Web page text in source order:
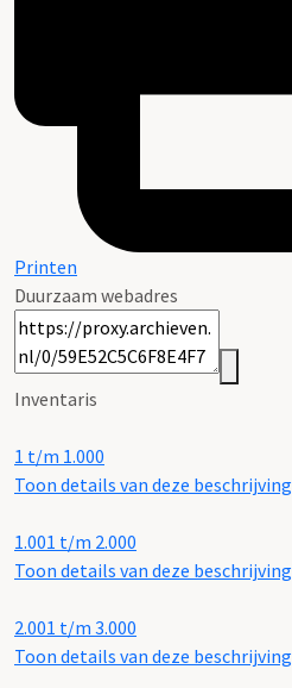
Printen
Duurzaam webadres
Inventaris
1 t/m 1.000
Toon details van deze beschrijving
1.001 t/m 2.000
Toon details van deze beschrijving
2.001 t/m 3.000
Toon details van deze beschrijving